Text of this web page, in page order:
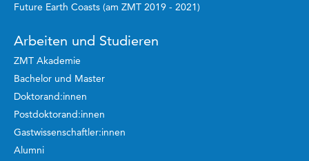
Future Earth Coasts (am ZMT 2019 - 2021)
Arbeiten und Studieren
ZMT Akademie
Bachelor und Master
Doktorand:innen
Postdoktorand:innen
Gastwissenschaftler:innen
Alumni